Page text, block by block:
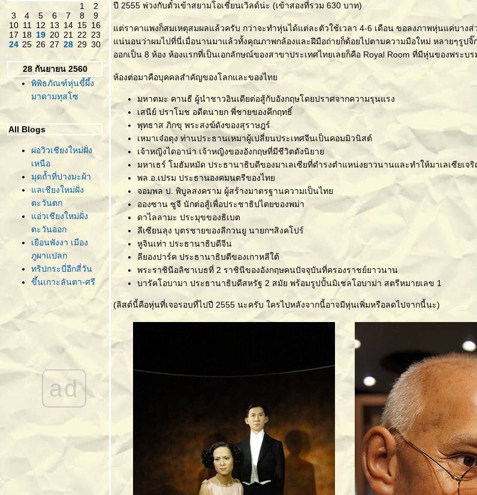
1
2
3
4 5 6 7 8
9
10 11 12 13 14 15 16
17 18 19 20 21 22 23
24 25 26 27 28 29 30
28 กันยายน 2560
พิพิธภัณฑ์หุ่นขี้ผึ้ง
มาดามทุสโซ
All Blogs
ผ่อวิวเชียงใหม่ฝั่ง
เหนือ
มุดถ้ำที่ปางมะผ้า
ลเชียงใหม่ฝั่ง
ตะวันตก
อ่วเชียงใหม่ฝั่ง
ตะวันออก
เยือนพังงา เมือง
ภูผาแปลก
ทริปกระบี่อีกสี่วัน
ขึ้นเกาะลันตา-ศรี
อีกที
ประเทศไทยที่
ลงใต้ไปเบตง
ขึ้นเหนือสุดแดน
น่าน [ปัว-บ่อเกลือ]
ad
ปี 2555 พ่วงกับตั๋วเข้าสยามโอเชี่ยนเวิลด์น่ะ (เข้าสองที่รวม 630 บาท)
ต่ราคาแพงก็สมเหตุสมผลแล้วครับ กว่าจะทำหุ่นได้แต่ละตัวใช้เวลา 4-6 เดือน ขอลงภาพหุ่นแค่บางส่
น่นอนว่าผมไปที่นี่เมื่อนานมาแล้วทั้งคุณภาพกล้องและฝีมือถ่ายก็ด้อยไปตามความมือใหม่ หลายๆรูปจิ๊
ออกเป็น 8 ห้อง ห้องแรกที่เป็นเอกลักษณ์ของสาขาประเทศไทยเลยก็คือ Royal Room ที่มีหุ่นของพระบ
ห้องต่อมาคือบุคคลสำคัญของโลกและของไท
มหาตมะ คานธี ผู้นำชาวอินเดียต่อสู้กับอังกฤษโดยปราศจากความรุนแรง
เสนีย์ ปราโมช อดีตนายก พี่ชายของคึกฤทธิ์
พุทธาส ภิกขุ พระสงฆ์ดังของสุราษฎร์
เหมาเจ๋อตุง ท่านประธานเหมาผู้เปลี่ยนประเทศจีนเป็นคอมมิวนิสต์
เจ้าหญิงไดอาน่า เจ้าหญิงของอังกฤษที่มีชีวิตดังนิยา
มหาเธร์ โมฮัมหมัด ประธานาธิบดีของมาเลเซียที่ดำรงตำแหน่งยาวนานและทำให้มาเลเซียเจ
พล.อ.เปรม ประธานองคมนตรีของไท
จอมพล ป. พิบูลสงคราม ผู้สร้างมาตรฐานความเป็นไท
อองซาน ซูจี นักต่อสู้เพื่อประชาธิปไตยของพม่า
ดาไลลามะ ประมุขของธิเบต
ลีเซียนลุง บุตรชายของลีกวนยู นายกฯสิงคโปร์
หูจินเท่า ประธานาธิบดีจีน
ลียองปาร์ค ประธานาธิบดีของเกาหลีใต้
พระราชินีอลิซาเบธที่ 2 ราชินีของอังกฤษคนปัจจุบันที่ครองราชย์ยาวนาน
บารัคโอบามา ประธานาธิบดีสหรัฐ 2 สมัย พร้อมรูปปั้นมิเชลโอบาม่า สตรีหมายเลข 1
(ลิสต์นี้คือหุ่นที่เจอรอบที่ไปปี 2555 นะครับ ใครไปหลังจากนี้อาจมีหุ่นเพิ่มหรือลดไปจากนี้นะ)